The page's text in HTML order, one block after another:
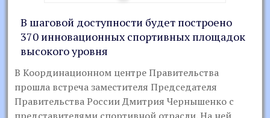
В шаговой доступности будет построено
370 инновационных спортивных площадок
высокого уровня
В Координационном центре Правительства
прошла встреча заместителя Председателя
Правительства России Дмитрия Чернышенко с